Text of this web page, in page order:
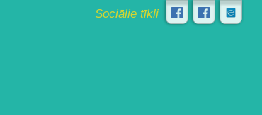
Sociālie tīkli